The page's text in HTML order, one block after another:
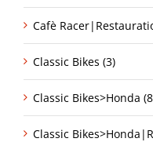
Cafè
Classic Bikes (3)
Classic Bikes>Honda
Classic